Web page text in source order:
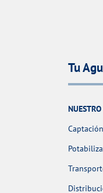
Tu
Captación